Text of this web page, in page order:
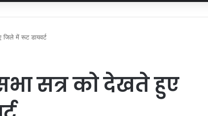
जिले में रूट डायवर्ट
सत्र को देखते हुए